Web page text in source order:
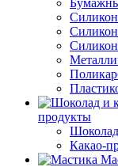
продукты
Шоколад
Какао-